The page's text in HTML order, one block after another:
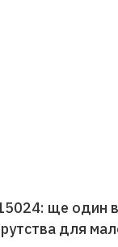
ще один
для